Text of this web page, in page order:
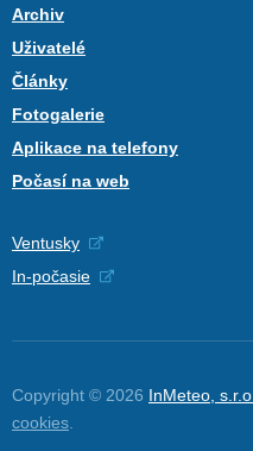
Archiv
Uživatelé
Články
Fotogalerie
Aplikace na telefony
Počasí na web
Ventusky
In-počasie
Copyright © 2026 InMeteo, s.r.o.
cookies